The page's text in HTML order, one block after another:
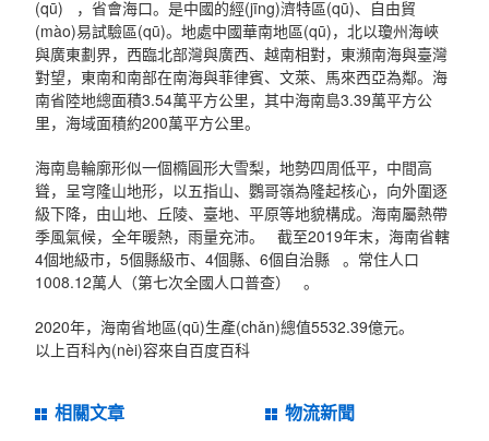
(qū) ，省會海口。是中國的經(jīng)濟特區(qū)、自由貿
(mào)易試驗區(qū)。地處中國華南地區(qū)，北以瓊州海峽
與廣東劃界，西臨北部灣與廣西、越南相對，東瀕南海與臺灣
對望，東南和南部在南海與菲律賓、文萊、馬來西亞為鄰。海
南省陸地總面積3.54萬平方公里，其中海南島3.39萬平方公
里，海域面積約200萬平方公里。
海南島輪廓形似一個橢圓形大雪梨，地勢四周低平，中間高
聳，呈穹隆山地形，以五指山、鸚哥嶺為隆起核心，向外圍逐
級下降，由山地、丘陵、臺地、平原等地貌構成。海南屬熱帶
季風氣候，全年暖熱，雨量充沛。 截至2019年末，海南省轄
4個地級市，5個縣級市、4個縣、6個自治縣 。常住人口
1008.12萬人（第七次全國人口普查） 。
2020年，海南省地區(qū)生產(chǎn)總值5532.39億元。
以上百科內(nèi)容來自百度百科
相關文章 物流新聞